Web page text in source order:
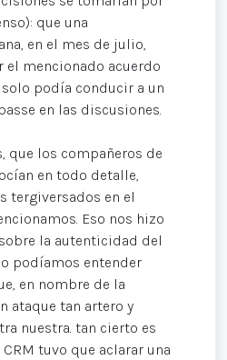
que una
en el mes de julio,
el mencionado acuerdo
podía conducir a un
en las discusiones.
que los compañeros de
en todo detalle,
tergiversados en el
Eso nos hizo
la autenticidad del
podíamos entender
en nombre de la
ataque tan artero y
nuestra. tan cierto es
tuvo que aclarar una